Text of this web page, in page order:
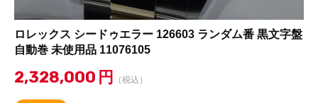
ロレックス シードゥエラー 126603 ランダム番 黒文字盤
自動巻 未使用品 11076105
2,328,000 円 （税込）